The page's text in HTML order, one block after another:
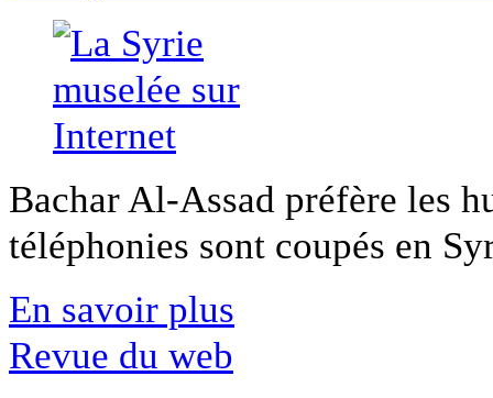
Bachar Al-Assad préfère les
téléphonies sont coupés en
En savoir plus
Revue du web